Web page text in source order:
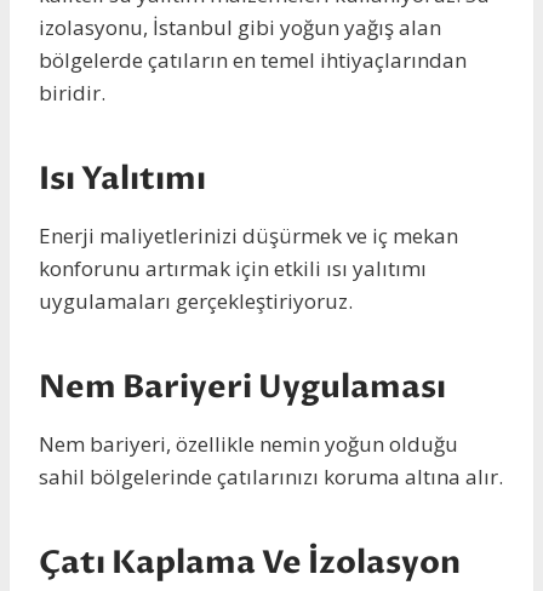
izolasyonu, İstanbul gibi yoğun yağış alan
bölgelerde çatıların en temel ihtiyaçlarından
biridir.
Isı Yalıtımı
Enerji maliyetlerinizi düşürmek ve iç mekan
konforunu artırmak için etkili ısı yalıtımı
uygulamaları gerçekleştiriyoruz.
Nem Bariyeri Uygulaması
Nem bariyeri, özellikle nemin yoğun olduğu
sahil bölgelerinde çatılarınızı koruma altına alır.
Çatı Kaplama Ve İzolasyon